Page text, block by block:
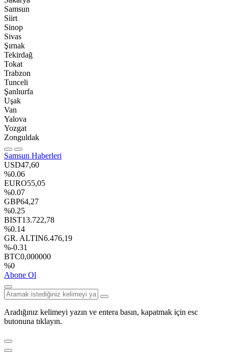
Samsun
Siirt
Sinop
Sivas
Şırnak
Tekirdağ
Tokat
Trabzon
Tunceli
Şanlıurfa
Uşak
Van
Yalova
Yozgat
Zonguldak
Samsun Haberleri
USD47,60
%0.06
EURO55,05
%0.07
GBP64,27
%0.25
BIST13.722,78
%0.14
GR. ALTIN6.476,19
%-0.31
BTC0,000000
%0
Abone Ol
Aradığınız kelimeyi yazın ve entera basın, kapatmak için esc
butonuna tıklayın.